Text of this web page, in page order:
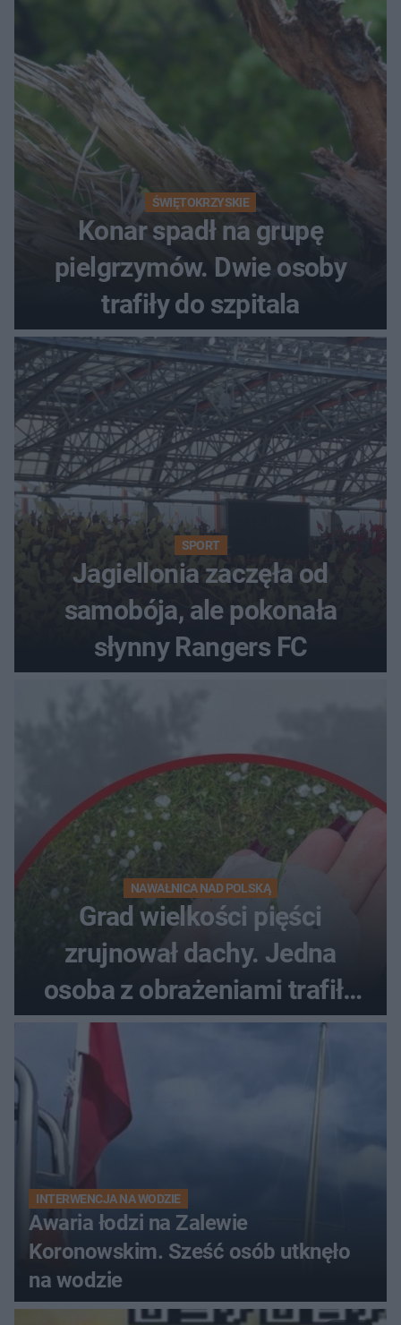
ŚWIĘTOKRZYSKIE
Konar spadł na grupę
pielgrzymów. Dwie osoby
trafiły do szpitala
SPORT
Jagiellonia zaczęła od
samobója, ale pokonała
słynny Rangers FC
NAWAŁNICA NAD POLSKĄ
Grad wielkości pięści
zrujnował dachy. Jedna
osoba z obrażeniami trafiła
do szpitala
INTERWENCJA NA WODZIE
Awaria łodzi na Zalewie
Koronowskim. Sześć osób utknęło
na wodzie